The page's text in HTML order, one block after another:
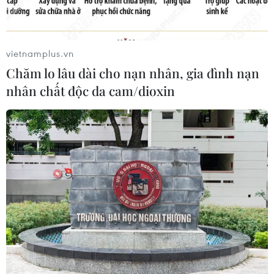
triển ngành hàng không dân dụng
09/08/2026 05:12
Giá gạo Việt Nam đi ngược xu hướng
với các nước xuất khẩu lớn
09/08/2026 04:23
Vận tải biển toàn cầu tăng mạnh bất
chấp căng thẳng địa chính trị
09/08/2026 02:06
Canada chạy đua đạt thỏa thuận
vietnamplus.vn
Chăm lo lâu dài cho nạn nhân, gia đình nạn
nhân chất độc da cam/dioxin